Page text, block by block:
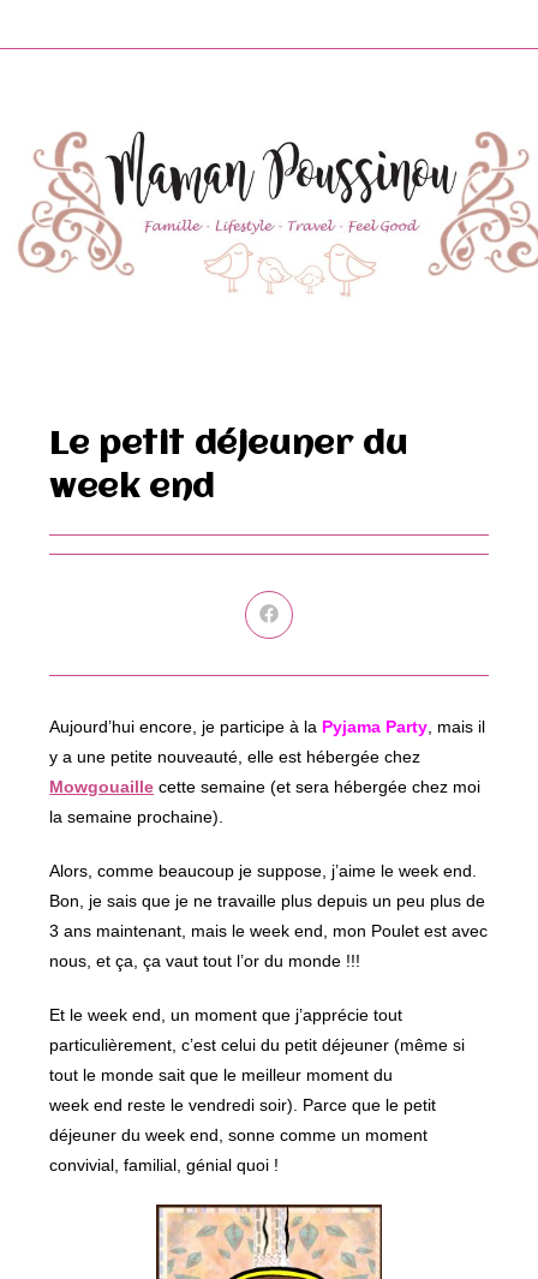
Le petit déjeuner du
week end
Ouvrir
dans
autre
Aujourd’hui encore, je participe à la Pyjama Party , mais il
y a une petite nouveauté, elle est hébergée chez
Mowgouaille cette semaine (et sera hébergée chez moi
la semaine prochaine).
Alors, comme beaucoup je suppose, j’aime le week end.
Bon, je sais que je ne travaille plus depuis un peu plus de
3 ans maintenant, mais le week end, mon Poulet est avec
nous, et ça, ça vaut tout l’or du monde !!!
Et le week end, un moment que j’apprécie tout
particulièrement, c’est celui du petit déjeuner (même si
tout le monde sait que le meilleur moment du
week end reste le vendredi soir). Parce que le petit
déjeuner du week end, sonne comme un moment
convivial, familial, génial quoi !